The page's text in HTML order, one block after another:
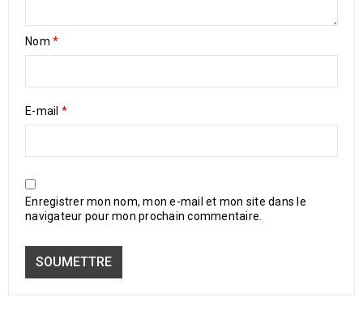
Nom *
E-mail *
Enregistrer mon nom, mon e-mail et mon site dans le
navigateur pour mon prochain commentaire.